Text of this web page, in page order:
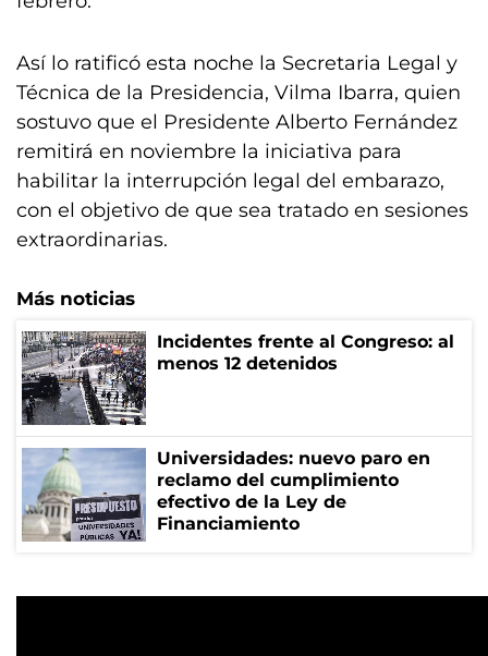
Así lo ratificó esta noche la Secretaria Legal y
Técnica de la Presidencia, Vilma Ibarra, quien
sostuvo que el Presidente Alberto Fernández
remitirá en noviembre la iniciativa para
habilitar la interrupción legal del embarazo,
con el objetivo de que sea tratado en sesiones
extraordinarias.
Más noticias
Incidentes frente al Congreso: al
menos 12 detenidos
Universidades: nuevo paro en
reclamo del cumplimiento
efectivo de la Ley de
Financiamiento